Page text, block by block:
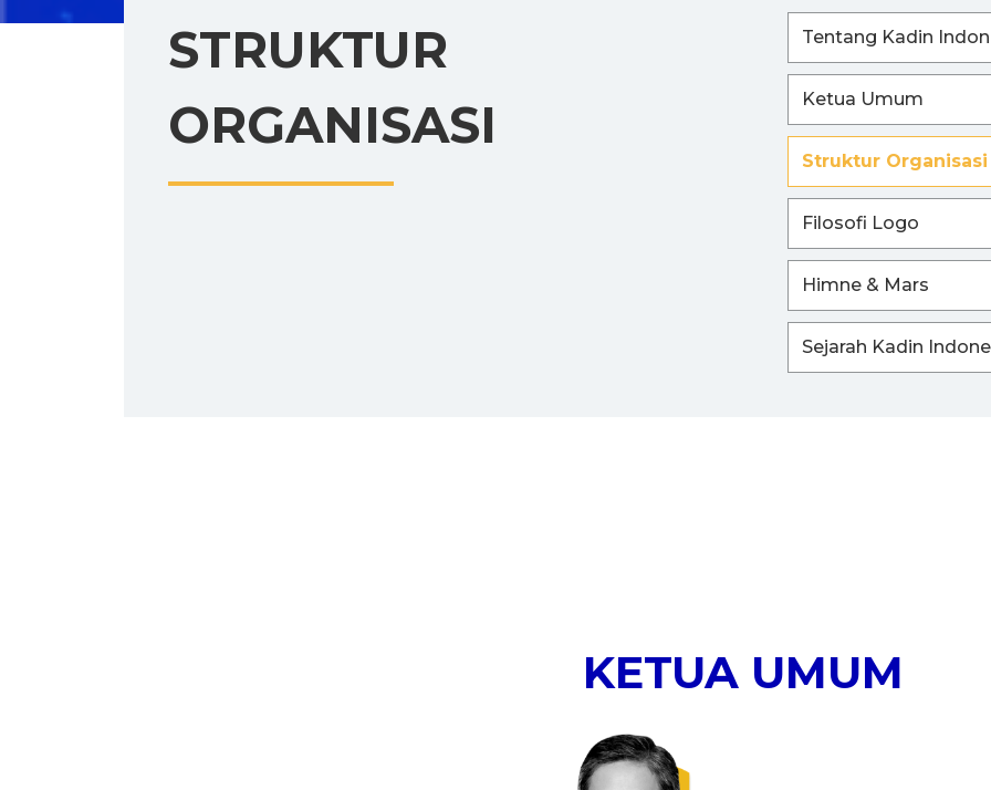
STRUKTUR
ORGANISASI
Tentang Kadin
Ketua Umum
Struktur Organisasi
Filosofi Logo
Himne & Mars
Sejarah Kadin
KETUA UMUM